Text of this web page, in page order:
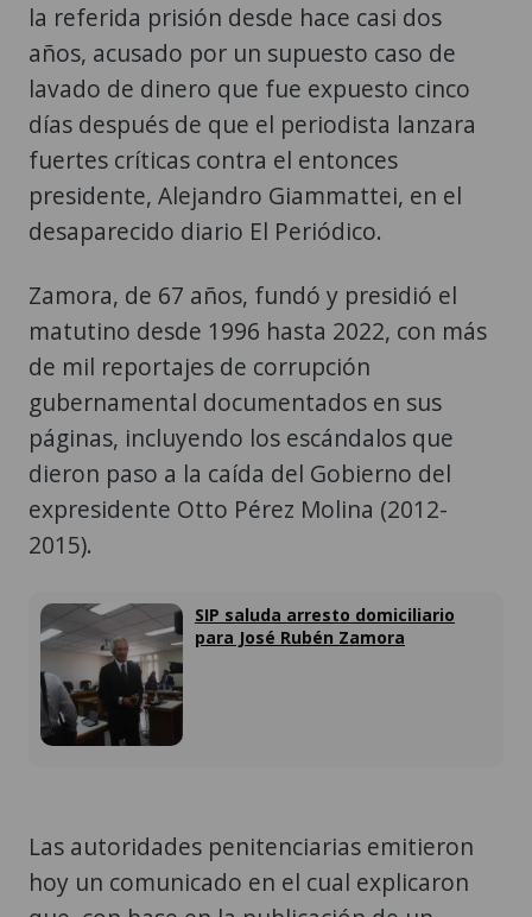
la referida prisión desde hace casi dos
años, acusado por un supuesto caso de
lavado de dinero que fue expuesto cinco
días después de que el periodista lanzara
fuertes críticas contra el entonces
presidente, Alejandro Giammattei, en el
desaparecido diario El Periódico.
Zamora, de 67 años, fundó y presidió el
matutino desde 1996 hasta 2022, con más
de mil reportajes de corrupción
gubernamental documentados en sus
páginas, incluyendo los escándalos que
dieron paso a la caída del Gobierno del
expresidente Otto Pérez Molina (2012-
2015).
SIP saluda arresto domiciliario
para José Rubén Zamora
Las autoridades penitenciarias emitieron
hoy un comunicado en el cual explicaron